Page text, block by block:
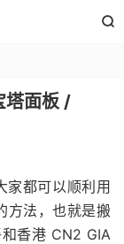

塔面板 /
都可以顺利用
方法，也就是搬
香港 CN2 GIA